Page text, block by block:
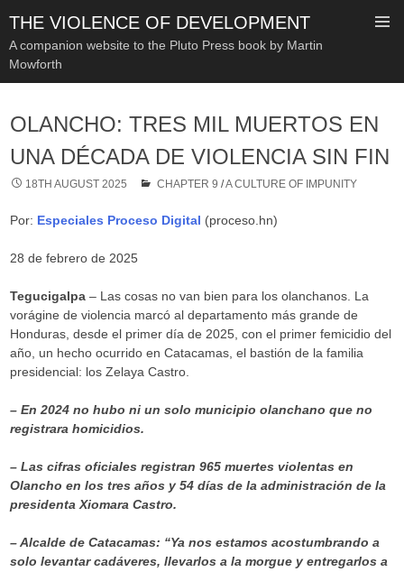
THE VIOLENCE OF DEVELOPMENT
A companion website to the Pluto Press book by Martin
Mowforth
CONTENT
OLANCHO: TRES MIL MUERTOS EN
UNA DÉCADA DE VIOLENCIA SIN FIN
18TH AUGUST 2025 CHAPTER 9 /A CULTURE OF IMPUNITY
Por: Especiales Proceso Digital (proceso.hn)
28 de febrero de 2025
Tegucigalpa – Las cosas no van bien para los olanchanos. La
vorágine de violencia marcó al departamento más grande de
Honduras, desde el primer día de 2025, con el primer femicidio del
año, un hecho ocurrido en Catacamas, el bastión de la familia
presidencial: los Zelaya Castro.
– En 2024 no hubo ni un solo municipio olanchano que no
registrara homicidios.
– Las cifras oficiales registran 965 muertes violentas en
Olancho en los tres años y 54 días de la administración de la
presidenta Xiomara Castro.
– Alcalde de Catacamas: “Ya nos estamos acostumbrando a
solo levantar cadáveres, llevarlos a la morgue y entregarlos a